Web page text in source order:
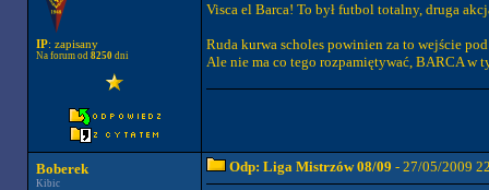
IP: zapisany
Na forum od 8250dni
Visca el Barca! To był futbol totalny, druga
Ruda kurwa scholes powinien za to wejście
Ale nie ma co tego rozpamiętywać, BARCA w
Boberek
Kibic
Odp: Liga Mistrzów 08/09 - 27/05/2009